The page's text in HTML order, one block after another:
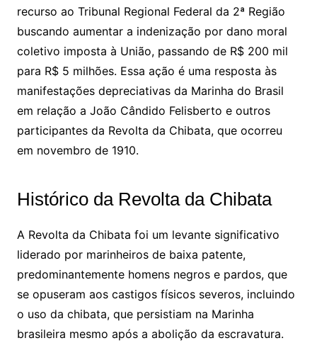
recurso ao Tribunal Regional Federal da 2ª Região
buscando aumentar a indenização por dano moral
coletivo imposta à União, passando de R$ 200 mil
para R$ 5 milhões. Essa ação é uma resposta às
manifestações depreciativas da Marinha do Brasil
em relação a João Cândido Felisberto e outros
participantes da Revolta da Chibata, que ocorreu
em novembro de 1910.
Histórico da Revolta da Chibata
A Revolta da Chibata foi um levante significativo
liderado por marinheiros de baixa patente,
predominantemente homens negros e pardos, que
se opuseram aos castigos físicos severos, incluindo
o uso da chibata, que persistiam na Marinha
brasileira mesmo após a abolição da escravatura.